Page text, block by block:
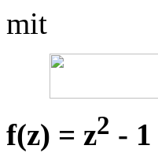
mit
f(z) = z2 - 1